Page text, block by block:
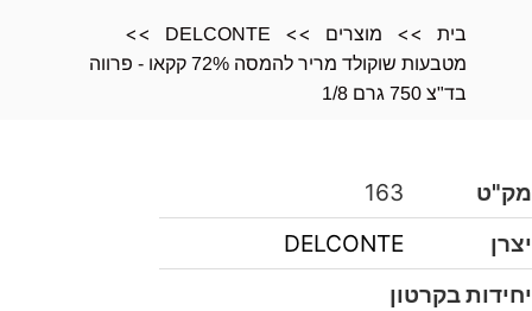
בית >> מוצרים >>
DELCONTE
>>
מטבעות שוקולד מריר להמסה 72% קקאו - פרווה
בד"צ 750 גרם 1/8
מק"ט
163
יצרן
DELCONTE
יחידות בקרטון